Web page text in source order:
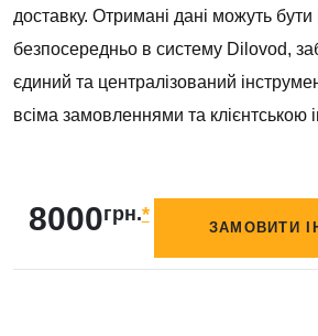
доставку. Отримані дані можуть бути
безпосередньо в систему Dilovod,
єдиний та централізований
всіма замовленнями та клієнтською
8000грн.*
ЗАМОВИТИ